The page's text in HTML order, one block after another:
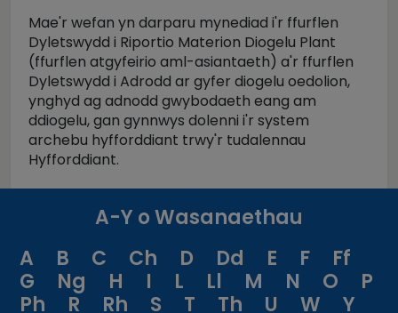
Mae'r wefan yn darparu mynediad i'r ffurflen
Dyletswydd i Riportio Materion Diogelu Plant
(ffurflen atgyfeirio aml-asiantaeth) a'r ffurflen
Dyletswydd i Adrodd ar gyfer diogelu oedolion,
ynghyd ag adnodd gwybodaeth eang am
ddiogelu, gan gynnwys dolenni i'r system
archebu hyfforddiant trwy'r tudalennau
Hyfforddiant.
A-Y o Wasanaethau
A
B C Ch D Dd E F
Ff
G
Ng H I L Ll M N O
P
Ph
R Rh S T Th U W Y